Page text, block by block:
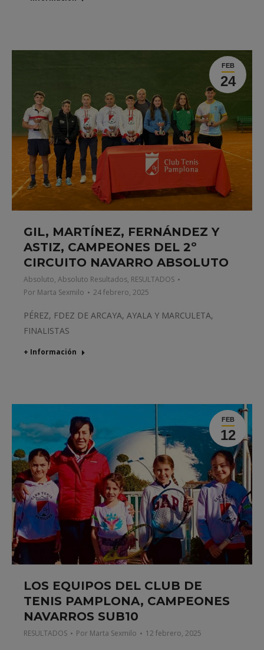
FEB
24
GIL, MARTÍNEZ, FERNÁNDEZ Y
ASTIZ, CAMPEONES DEL 2º
CIRCUITO NAVARRO ABSOLUTO
Absoluto, Absoluto Resultados, RESULTADOS
Por Marta Sexmilo 24 febrero, 2025
PÉREZ, FDEZ DE ARCAYA, AYALA Y MARCULETA,
FINALISTAS
+ Información
FEB
12
LOS EQUIPOS DEL CLUB DE
TENIS PAMPLONA, CAMPEONES
NAVARROS SUB10
RESULTADOS Por Marta Sexmilo 12 febrero, 2025